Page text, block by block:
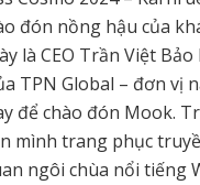
đón nồng hậu của
là CEO Trần Việt
TPN Global – đơn vị
để chào đón Mook.
mình trang phục
ngôi chùa nổi tiếng